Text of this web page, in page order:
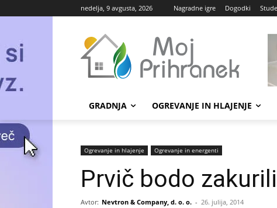
nedelja, 9 avgusta, 2026 Nagradne igre Dogodki
GRADNJA OGREVANJE IN HLAJENJE
Ogrevanje in hlajenje Ogrevanje in energenti
Prvič bodo
Avtor: Nevtron & Company, d. o. o. - 26. julija, 2014